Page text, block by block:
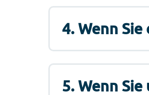
4. Wenn
5. Wenn